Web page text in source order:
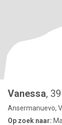
Vanessa, 39
Ansermanuevo,
Op zoek naar: